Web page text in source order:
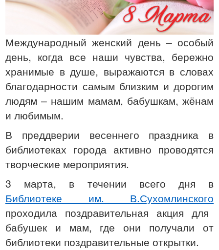
Международный женский день – особый
день, когда все наши чувства, бережно
хранимые в душе, выражаются в словах
благодарности самым близким и дорогим
людям – нашим мамам, бабушкам, жёнам
и любимым.
В преддверии весеннего праздника в
библиотеках города активно проводятся
творческие мероприятия.
3 марта, в течении всего дня в
Библиотеке им. В.Сухомлинского
проходила поздравительная акция для
бабушек и мам, где они получали от
библиотеки поздравительные открытки.